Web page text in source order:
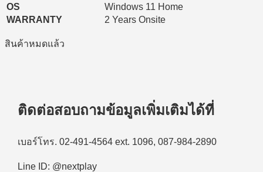
OS
Windows 11 Home
WARRANTY
2 Years Onsite
สินค้าหมดแล้ว
ติดต่อสอบถามข้อมูลเพิ่มเติมได้ที่
เบอร์โทร. 02-491-4564 ext. 1096, 087-984-2890
Line ID: @nextplay